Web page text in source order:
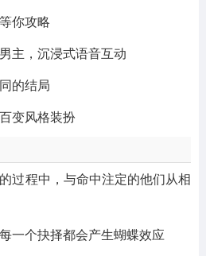
你攻略
主，沉浸式语音互动
的结局
变风格装扮
过程中，与命中注定的他们从相
一个抉择都会产生蝴蝶效应